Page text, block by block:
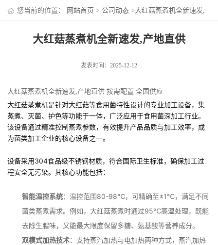
您当前的位置： 网站首页 > 公司动态 >大红菇蒸煮机全新速发,
大红菇蒸煮机全新速发,产地直供
发表时间：2025-12-12
大红菇蒸煮机全新速发,产地直供 按需配置 全国供应
大红菇蒸煮机是针对大红菇等食用菌特性设计的专业加工设备，集
蒸煮、灭菌、护色等功能于一体，广泛应用于食用菌深加工行业。
该设备通过精准控制蒸煮参数，有效提升产品品质与加工效率，成
为菌类加工企业的核心设备之一。
设备采用304食品级不锈钢材质，符合国际卫生标准，确保加工过
程安全无污染。其核心功能包括：
智能温控系统：温控范围80-98℃，可精确至±1℃，满足不同
菌类蒸煮需求。例如，大红菇蒸煮时通过95℃高温处理，既能
去除生腥味，又能最大限度保留多糖、氨基酸等营养成分。
双模式加热技术：支持蒸汽加热与电加热两种方式，蒸汽加热